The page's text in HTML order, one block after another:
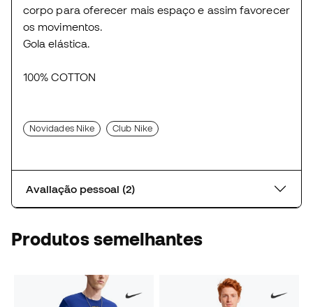
corpo para oferecer mais espaço e assim favorecer
os movimentos.
Gola elástica.
100% COTTON
Novidades Nike Club Nike
Avaliação pessoal (2)
Produtos semelhantes